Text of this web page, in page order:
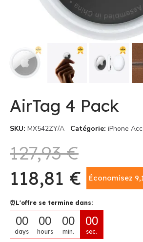
AirTag 4 Pack
SKU MX542ZY/A Catégorie iPhone
127,93 €
118,81 €
Économisez
⏰L'offre se termine dans:
00
days
00
hours
00
min.
00
sec.